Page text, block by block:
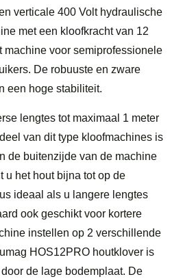
verticale 400 Volt hydraulische
met een kloofkracht van 12
machine voor semiprofessionele
De robuuste en zware
een hoge stabiliteit.
lengtes tot maximaal 1 meter
van dit type kloofmachines is
de buitenzijde van de machine
u het hout bijna tot op de
ideaal als u langere lengtes
ook geschikt voor kortere
instellen op 2 verschillende
HOS12PRO houtklover is
de lage bodemplaat. De